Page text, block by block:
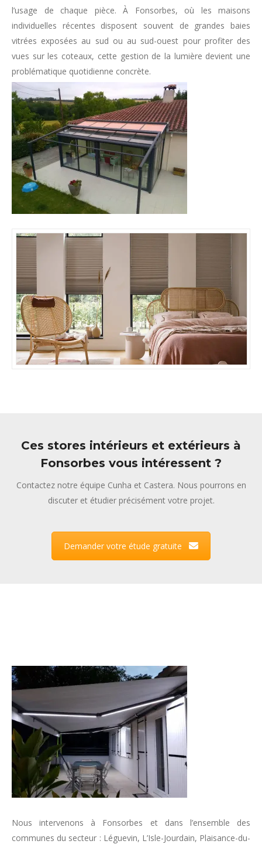
l’usage de chaque pièce. À Fonsorbes, où les maisons
individuelles récentes disposent souvent de grandes baies
vitrées exposées au sud ou au sud-ouest pour profiter des
vues sur les coteaux, cette gestion de la lumière devient une
problématique quotidienne concrète.
Ces stores intérieurs et extérieurs à
Fonsorbes vous intéressent ?
Contactez notre équipe Cunha et Castera. Nous pourrons en
discuter et étudier précisément votre projet.
Demander votre étude gratuite
Nous intervenons à Fonsorbes et dans l’ensemble des
communes du secteur : Léguevin, L’Isle-Jourdain, Plaisance-du-